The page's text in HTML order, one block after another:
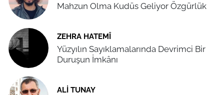
Mahzun Olma Kudüs Geliyor Özgürlük
ZEHRA HATEMÎ
Yüzyılın Sayıklamalarında Devrimci Bir
Duruşun İmkânı
ALI TUNAY